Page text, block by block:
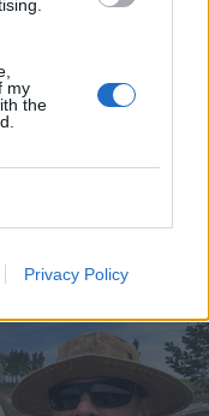
my
the
Privacy Policy
a